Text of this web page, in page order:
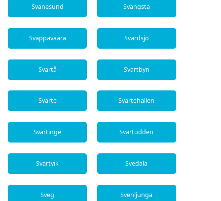
Svanesund Svängsta
Svappavaara Svärdsjö
Svartå Svartbyn
Svarte Svartehallen
Svärtinge Svartudden
Svartvik Svedala
Sveg Svenljunga